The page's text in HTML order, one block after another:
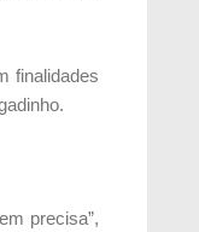
finalidades
precisa”,